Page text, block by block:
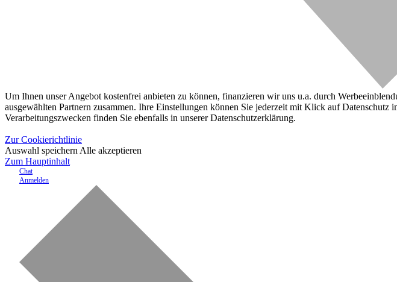
Um Ihnen unser Angebot kostenfrei anbieten zu können, finanzieren wir uns u.a. durch
ausgewählten Partnern zusammen. Ihre Einstellungen können Sie jederzeit mit Klick auf
Verarbeitungszwecken finden Sie ebenfalls in unserer Datenschutzerklärung.
Zur Cookierichtlinie
Auswahl speichern Alle akzeptieren
Zum Hauptinhalt
Chat
Anmelden